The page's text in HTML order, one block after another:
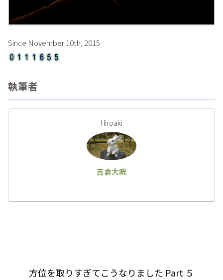
Since November 10th, 2015
執筆者
Hiroaki
吉倉大晄
方位を取りすぎてこうなりました Part ５